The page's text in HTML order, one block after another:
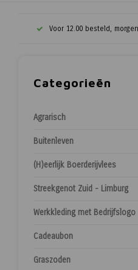
Voor 12.00 besteld,
Categorieën
Agrarisch
Buitenleven
(H)eerlijk Boerderijvlees
Streekgenot Zuid - Limburg
Werkkleding met Bedrijfslogo
Cadeaubon
Graszoden